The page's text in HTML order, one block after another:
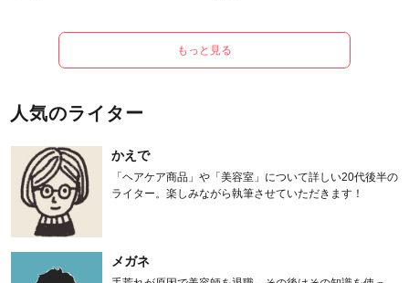
もっと見る
人気のライター
かえで
「ヘアケア商品」や「美容室」について詳しい20代後半の
ライター。楽しみながら執筆させていただきます！
メガネ